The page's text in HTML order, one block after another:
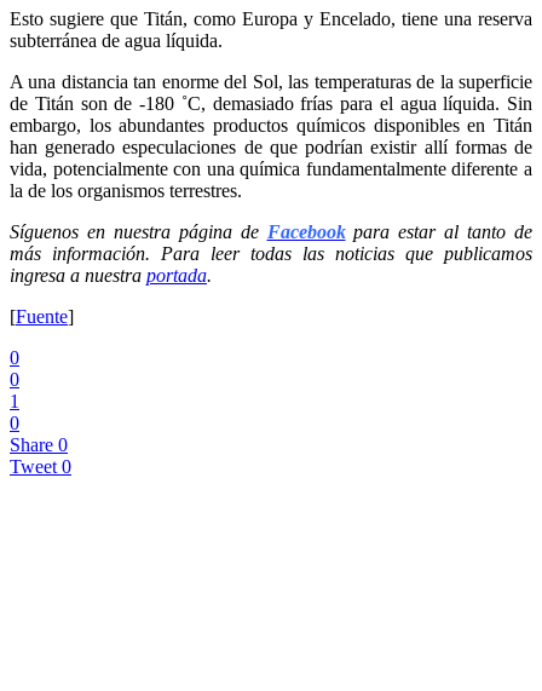
Esto sugiere que Titán, como Europa y Encelado, tiene una reserva
subterránea de agua líquida.
A una distancia tan enorme del Sol, las temperaturas de la superficie
de Titán son de -180 ˚C, demasiado frías para el agua líquida. Sin
embargo, los abundantes productos químicos disponibles en Titán
han generado especulaciones de que podrían existir allí formas de
vida, potencialmente con una química fundamentalmente diferente a
la de los organismos terrestres.
Síguenos en nuestra página de Facebookpara estar al tanto de
más información. Para leer todas las noticias que publicamos
ingresa a nuestra portada.
[Fuente]
0
0
1
0
Share 0
Tweet 0